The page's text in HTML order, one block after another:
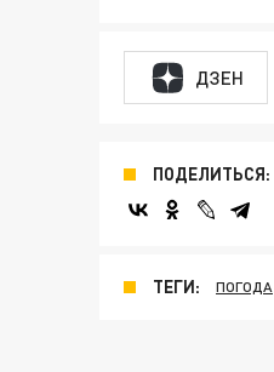
ДЗЕН
ПОДЕЛИТЬСЯ:
ТЕГИ: ПОГОДА